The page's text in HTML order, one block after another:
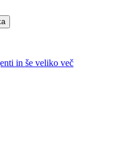
in še veliko več